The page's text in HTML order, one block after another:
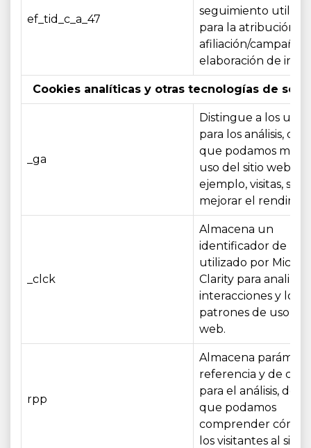
ef_tid_c_a_47
seguimiento
para la atribución
afiliación/campaña
elaboración de
Cookies analíticas y otras tecnologías de
_ga
Distingue a los
para los análisis, de
que podamos
uso del sitio web
ejemplo, visitas,
mejorar el
_clck
Almacena un
identificador de
utilizado por
Clarity para analizar
interacciones y los
patrones de uso
web.
rpp
Almacena
referencia y de
para el análisis, de
que podamos
comprender cómo
los visitantes al sitio